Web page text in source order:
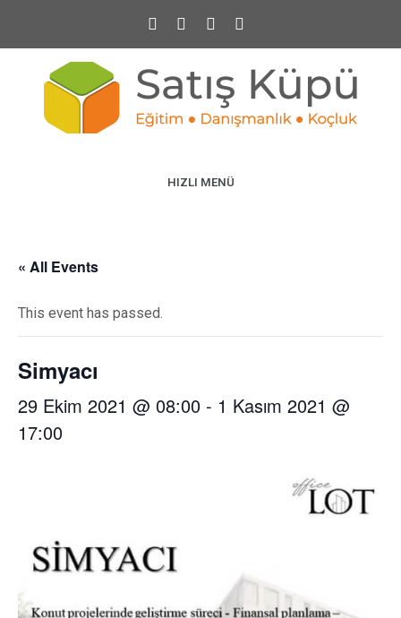
HIZLI MENÜ
« All Events
This event has passed.
Simyacı
29 Ekim 2021 @ 08:00 - 1 Kasım 2021 @
17:00